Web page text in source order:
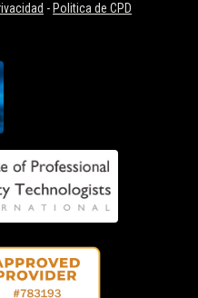
- Politica de CPD